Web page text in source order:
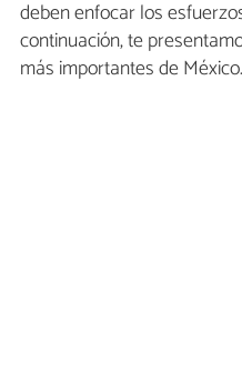
deben enfocar los
continuación, te
más importantes de México.